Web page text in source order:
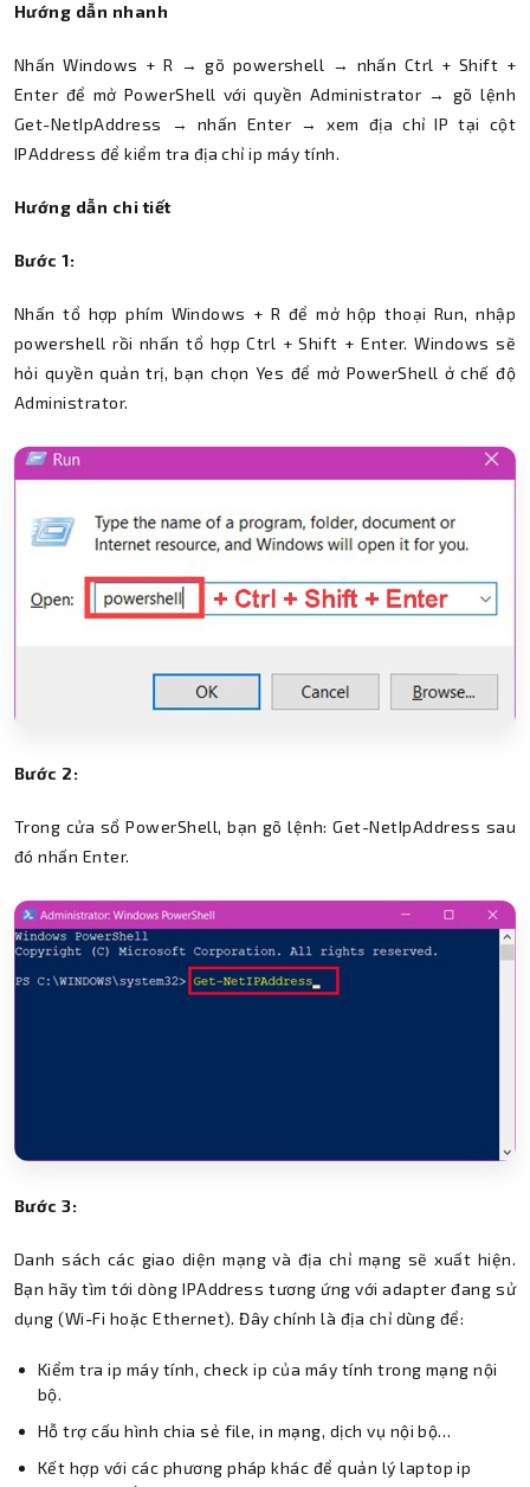
Hướng dẫn nhanh
Nhấn Windows + R → gõ powershell → nhấn Ctrl + Shift +
Enter để mở PowerShell với quyền Administrator → gõ lệnh
Get-NetIpAddress → nhấn Enter → xem địa chỉ IP tại cột
IPAddress để kiểm tra địa chỉ ip máy tính.
Hướng dẫn chi tiết
Bước 1:
Nhấn tổ hợp phím Windows + R để mở hộp thoại Run, nhập
powershell rồi nhấn tổ hợp Ctrl + Shift + Enter. Windows sẽ
hỏi quyền quản trị, bạn chọn Yes để mở PowerShell ở chế độ
Administrator.
Bước 2:
Trong cửa sổ PowerShell, bạn gõ lệnh: Get-NetIpAddress sau
đó nhấn Enter.
Bước 3:
Danh sách các giao diện mạng và địa chỉ mạng sẽ xuất hiện.
Bạn hãy tìm tới dòng IPAddress tương ứng với adapter đang sử
dụng (Wi-Fi hoặc Ethernet). Đây chính là địa chỉ dùng để:
Kiểm tra ip máy tính, check ip của máy tính trong mạng nội
bộ.
Hỗ trợ cấu hình chia sẻ file, in mạng, dịch vụ nội bộ…
Kết hợp với các phương pháp khác để quản lý laptop ip